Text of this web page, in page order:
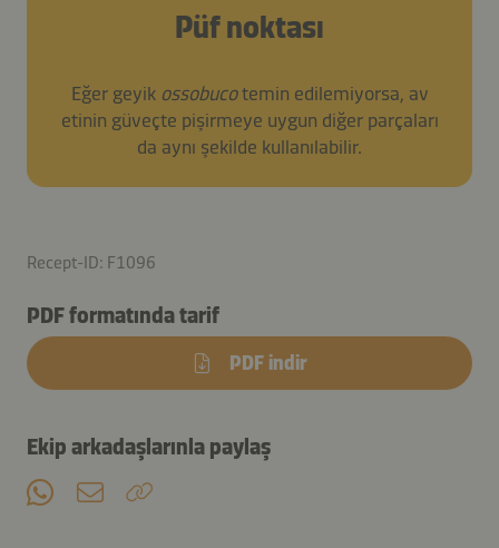
Püf noktası
Eğer geyik ossobucotemin edilemiyorsa, av
etinin güveçte pişirmeye uygun diğer parçaları
da aynı şekilde kullanılabilir.
Recept-ID: F1096
PDF formatında tarif
PDF indir
Ekip arkadaşlarınla paylaş